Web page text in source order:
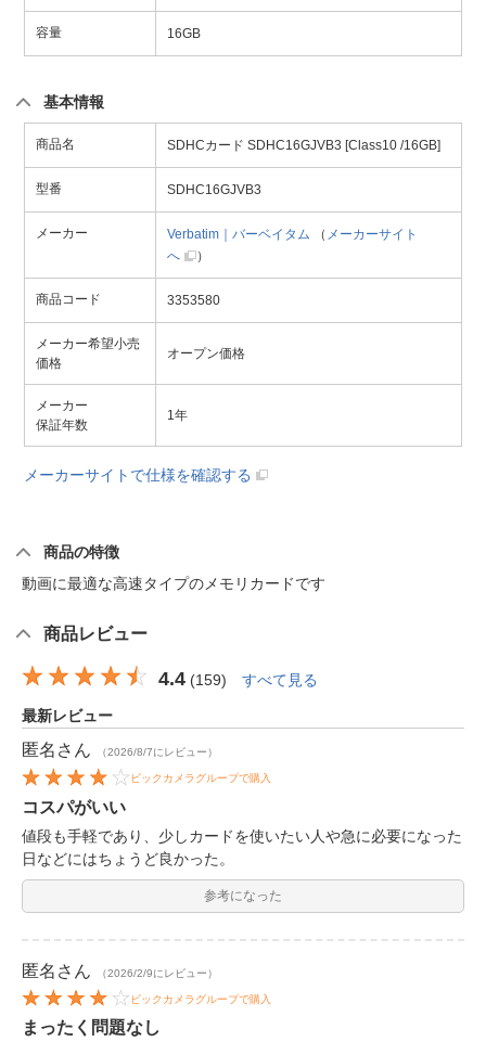
容量 16GB
基本情報
商品名 SDHCカード SDHC16GJVB3 [Class10 /16GB]
型番 SDHC16GJVB3
メーカー Verbatim｜バーベイタム （ メーカーサイト
へ
）
商品コード 3353580
メーカー希望小売
価格
オープン価格
メーカー
保証年数
1年
メーカーサイトで仕様を確認する
商品の特徴
動画に最適な高速タイプのメモリカードです
商品レビュー
4.4 (159) すべて見る
最新レビュー
匿名 さん （2026/8/7にレビュー）
ビックカメラグループで購入
コスパがいい
値段も手軽であり、少しカードを使いたい人や急に必要になった
日などにはちょうど良かった。
参考になった
匿名 さん （2026/2/9にレビュー）
ビックカメラグループで購入
まったく問題なし